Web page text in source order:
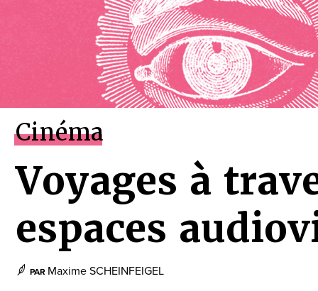
Cinéma
Voyages à
espaces
PAR Maxime SCHEINFEIGEL